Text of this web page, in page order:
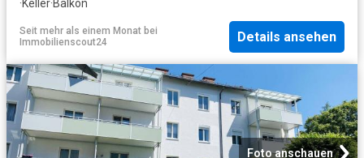
·Keller·Balkon
Seit mehr als einem Monat bei
Immobilienscout24
Details ansehen
Foto anschauen